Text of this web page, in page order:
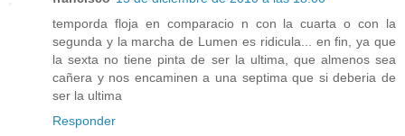
temporda floja en comparacio n con la cuarta o con la
segunda y la marcha de Lumen es ridicula... en fin, ya que
la sexta no tiene pinta de ser la ultima, que almenos sea
cañera y nos encaminen a una septima que si deberia de
ser la ultima
Responder